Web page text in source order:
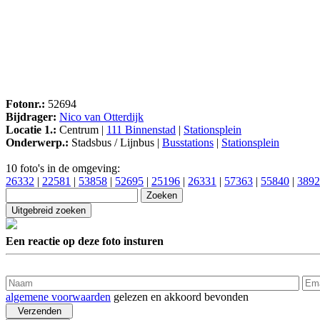
Fotonr.: 52694
Bijdrager: Nico van Otterdijk
Locatie 1.: Centrum | 111 Binnenstad
Stationsplein
Onderwerp.: Stadsbus / Lijnbus | Busstations Stationsplein
10 foto's in de omgeving:
26332
22581 53858 52695 25196 26331 57363 55840
Een reactie op deze foto insturen
algemene voorwaarden gelezen en akkoord bevonden